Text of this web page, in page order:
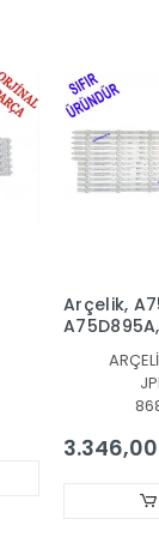
Arçelik,
Grundig
3.346,00